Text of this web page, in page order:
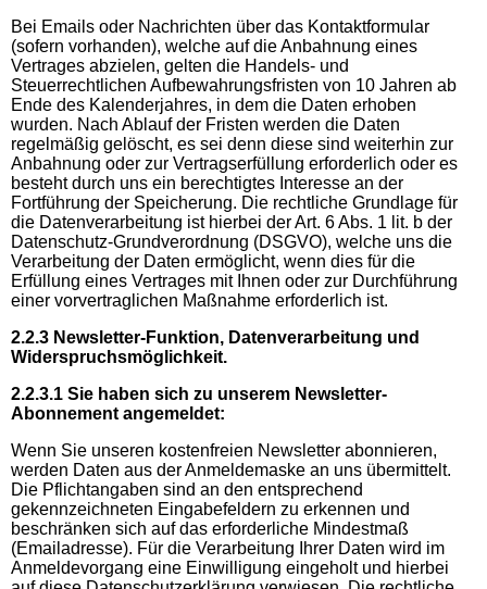
Bei Emails oder Nachrichten über das Kontaktformular
(sofern vorhanden), welche auf die Anbahnung eines
Vertrages abzielen, gelten die Handels- und
Steuerrechtlichen Aufbewahrungsfristen von 10 Jahren ab
Ende des Kalenderjahres, in dem die Daten erhoben
wurden. Nach Ablauf der Fristen werden die Daten
regelmäßig gelöscht, es sei denn diese sind weiterhin zur
Anbahnung oder zur Vertragserfüllung erforderlich oder es
besteht durch uns ein berechtigtes Interesse an der
Fortführung der Speicherung. Die rechtliche Grundlage für
die Datenverarbeitung ist hierbei der Art. 6 Abs. 1 lit. b der
Datenschutz-Grundverordnung (DSGVO), welche uns die
Verarbeitung der Daten ermöglicht, wenn dies für die
Erfüllung eines Vertrages mit Ihnen oder zur Durchführung
einer vorvertraglichen Maßnahme erforderlich ist.
2.2.3 Newsletter-Funktion, Datenverarbeitung und
Widerspruchsmöglichkeit.
2.2.3.1 Sie haben sich zu unserem Newsletter-
Abonnement angemeldet:
Wenn Sie unseren kostenfreien Newsletter abonnieren,
werden Daten aus der Anmeldemaske an uns übermittelt.
Die Pflichtangaben sind an den entsprechend
gekennzeichneten Eingabefeldern zu erkennen und
beschränken sich auf das erforderliche Mindestmaß
(Emailadresse). Für die Verarbeitung Ihrer Daten wird im
Anmeldevorgang eine Einwilligung eingeholt und hierbei